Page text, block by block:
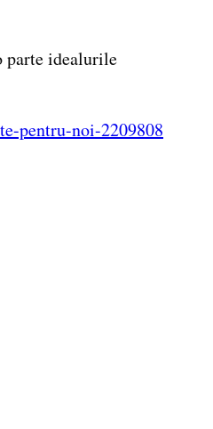
parte idealurile
pentru-noi-2209808